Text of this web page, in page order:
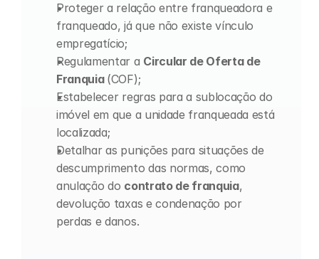
Proteger a relação entre franqueadora e
franqueado, já que não existe vínculo
empregatício;
Regulamentar a Circular de Oferta de
Franquia (COF);
Estabelecer regras para a sublocação do
imóvel em que a unidade franqueada está
localizada;
Detalhar as punições para situações de
descumprimento das normas, como
anulação do contrato de franquia,
devolução taxas e condenação por
perdas e danos.